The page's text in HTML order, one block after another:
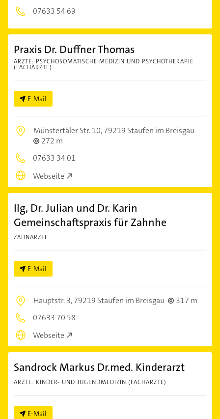
07633 54 69
Praxis Dr. Duffner Thomas
ÄRZTE: PSYCHOSOMATISCHE MEDIZIN UND PSYCHOTHERAPIE
(FACHÄRZTE)
E-Mail
Münstertäler Str. 10,79219 Staufen im Breisgau
272 m
07633 34 01
Webseite
Ilg, Dr. Julian und Dr. Karin
Gemeinschaftspraxis für Zahnhe
ZAHNÄRZTE
E-Mail
Hauptstr. 3,79219 Staufen im Breisgau
317 m
07633 70 58
Webseite
Sandrock Markus Dr.med. Kinderarzt
ÄRZTE: KINDER- UND JUGENDMEDIZIN (FACHÄRZTE)
E-Mail